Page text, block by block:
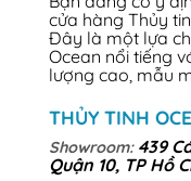
cửa hàng Thủy
Đây là một lựa
Ocean nổi tiếng
lượng cao, mẫu
THỦY TINH
Showroom: 439
Quận 10, TP Hồ